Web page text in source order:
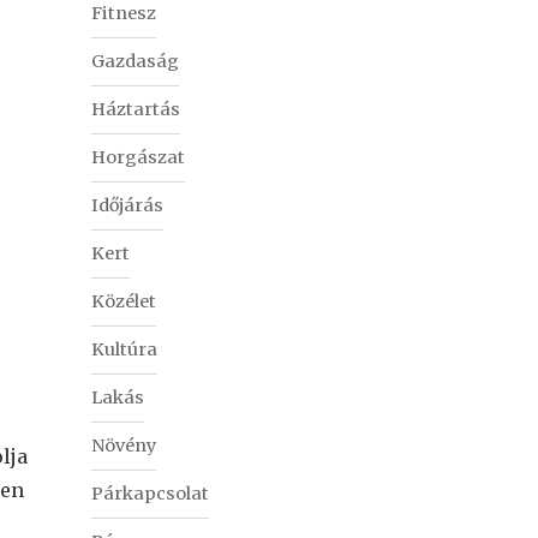
Fitnesz
Gazdaság
Háztartás
Horgászat
Időjárás
Kert
Közélet
Kultúra
Lakás
Növény
Párkapcsolat